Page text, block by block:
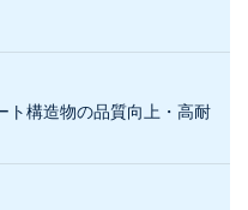
ト構造物の品質向上・高耐